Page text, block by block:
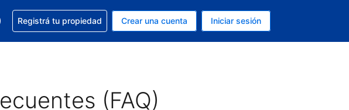
moneda actual es Dólar de EEUU
El idioma que estás usando es Español (Argentina)
Conseguí ayuda con tu reserva
Registrá tu propiedad Crear una cuenta Iniciar sesión
(FAQ)